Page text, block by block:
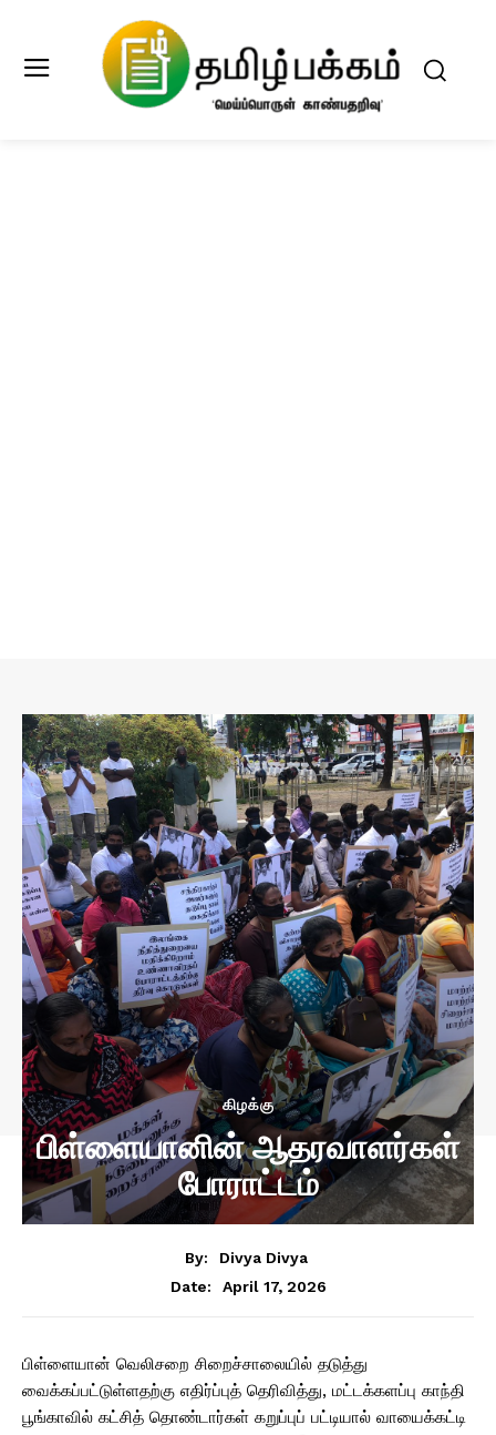
கிழக்கு
பிள்ளையானின் ஆதரவாளர்கள்
போராட்டம்
By:
Divya Divya
Date:
April 17, 2026
பிள்ளையான் வெலிசறை சிறைச்சாலையில் தடுத்து
வைக்கப்பட்டுள்ளதற்கு எதிர்ப்புத் தெரிவித்து, மட்டக்களப்பு காந்தி
பூங்காவில் கட்சித் தொண்டார்கள் கறுப்புப் பட்டியால் வாயைக்கட்டி